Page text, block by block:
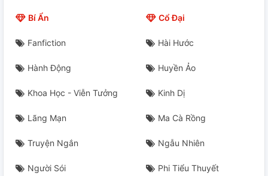
Bí Ẩn Cổ Đại
Fanfiction Hài Hước
Hành Động Huyền Ảo
Khoa Học - Viễn Tưởng Kinh Dị
Lãng Mạn Ma Cà Rồng
Truyện Ngắn Ngẫu Nhiên
Người Sói Phi Tiểu Thuyết